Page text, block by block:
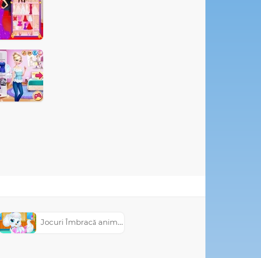
Jocuri Îmbracă animale